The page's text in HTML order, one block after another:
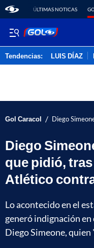
ÚLTIMAS NOTICAS
Tendencias: LUIS DÍAZ
Gol Caracol / Diego
Diego
que pidió,
Atlético
Lo acontecido en el
generó indignación
Diego Simeone, quien